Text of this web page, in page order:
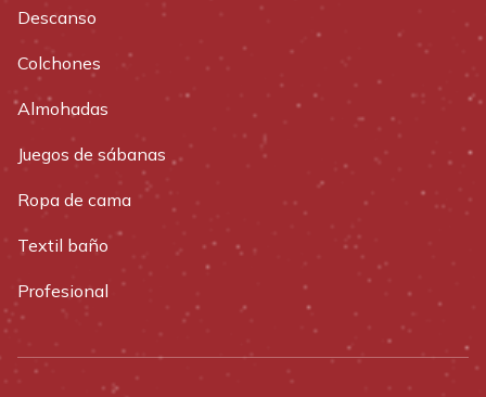
Descanso
Colchones
Almohadas
Juegos de sábanas
Ropa de cama
Textil baño
Profesional